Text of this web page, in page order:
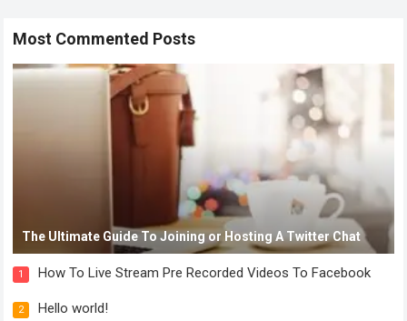
Most Commented Posts
The Ultimate Guide To Joining or Hosting A Twitter Chat
1 How To Live Stream Pre Recorded Videos To Facebook
2 Hello world!